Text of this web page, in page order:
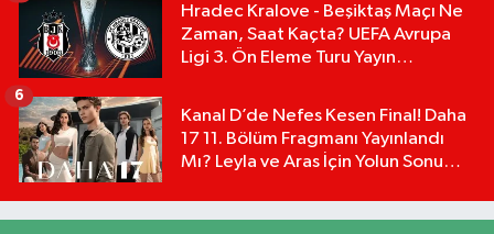
Hradec Kralove - Beşiktaş Maçı Ne
Zaman, Saat Kaçta? UEFA Avrupa
Ligi 3. Ön Eleme Turu Yayın
Kanal D’de Nefes Kesen Final! Daha
17 11. Bölüm Fragmanı Yayınlandı
Mı? Leyla ve Aras İçin Yolun Sonu
6